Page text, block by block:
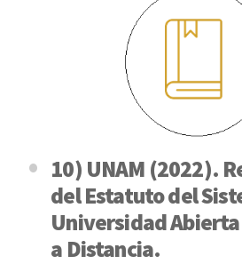
10) UNAM (2022).
del Estatuto del
Universidad
a Distancia.